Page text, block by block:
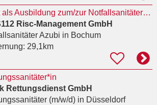
Jetzt als Ausbildung zum/zur Notfallsanitäter:in (Vollzeit) in 44787 Bochum bewerben
Risc-Management GmbH
Azubi in Bochum
29,1km
Rettungsdienst GmbH
(m/w/d)in Düsseldorf